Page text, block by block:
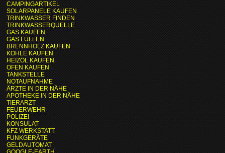
CAMPINGARTIKEL
SOLARPANELE KAUFEN
TRINKWASSER FINDEN
TRINKWASSERQUELLE
GAS KAUFEN
GAS FÜLLEN
BRENNHOLZ KAUFEN
KOHLE KAUFEN
HEIZÖL KAUFEN
OFEN KAUFEN
TANKSTELLE
NOTAUFNAHME
ÄRZTE IN DER NÄHE
APOTHEKE IN DER NÄHE
TIERARZT
FEUERWEHR
POLIZEI
KONSULAT
KFZ WERKSTATT
FUNKGERÄTE
GELDAUTOMAT